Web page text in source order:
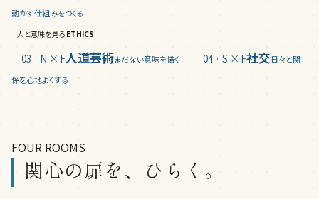
動かす仕組みをつくる
人と意味を見る ETHICS
03 · N × F人道芸術まだない意味を描く 04 · S × F社交日々と関
係を心地よくする
FOUR ROOMS
関心の扉を、ひらく。